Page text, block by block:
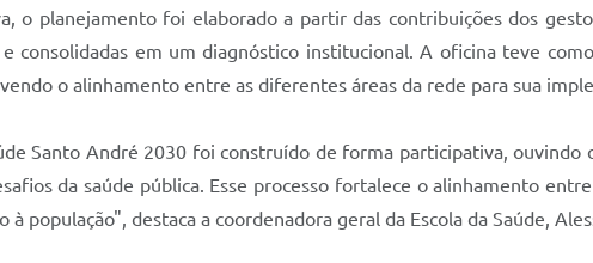
o planejamento foi elaborado a partir das contribuições dos
consolidadas em um diagnóstico institucional. A oficina teve
o alinhamento entre as diferentes áreas da rede para sua
Santo André 2030 foi construído de forma participativa,
da saúde pública. Esse processo fortalece o alinhamento
à população", destaca a coordenadora geral da Escola da Saúde,